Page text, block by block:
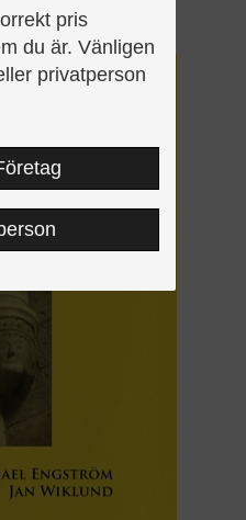
pris
du är. Vänligen
privatperson